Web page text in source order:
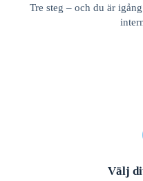
Tre steg – och du är
Välj